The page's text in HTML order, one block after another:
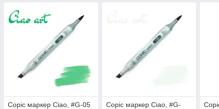
Copic маркер Ciao, #G-05
Copic маркер Ciao, #G-